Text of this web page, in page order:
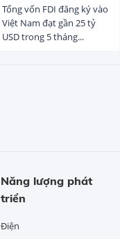
Tổng vốn FDI đăng ký vào
Việt Nam đạt gần 25 tỷ
USD trong 5 tháng...
Năng lượng phát
triển
Điện